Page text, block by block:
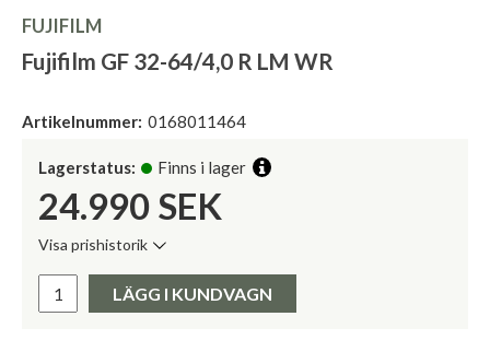
FUJIFILM
Fujifilm GF 32-64/4,0 R LM WR
Artikelnummer: 0168011464
Lagerstatus: Finns i lager
24.990 SEK
Visa prishistorik
Pris:
LÄGG I KUNDVAGN